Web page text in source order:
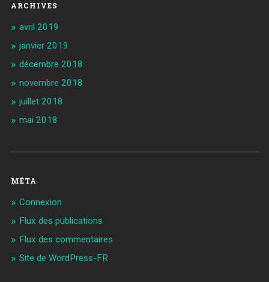
ARCHIVES
avril 2019
janvier 2019
décembre 2018
novembre 2018
juillet 2018
mai 2018
MÉTA
Connexion
Flux des publications
Flux des commentaires
Site de WordPress-FR